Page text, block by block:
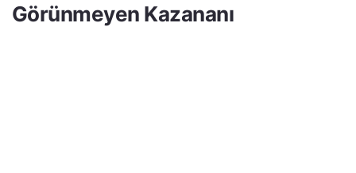
Görünmeyen Kazananı